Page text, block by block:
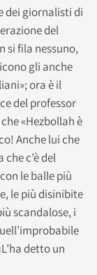
dei giornalisti di
del
si fila nessuno,
gli anche
ora è il
del professor
«Hezbollah è
Anche lui che
c’è del
le balle più
le più disinibite
scandalose, i
detto un